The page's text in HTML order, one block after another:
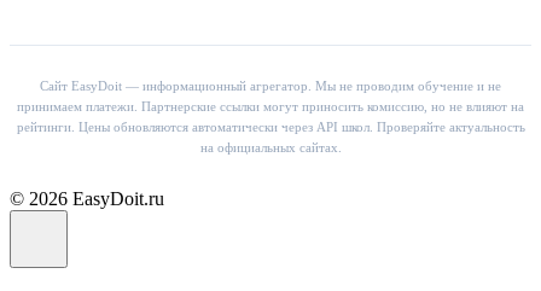
Сайт EasyDoit — информационный агрегатор. Мы не проводим обучение и не
принимаем платежи. Партнерские ссылки могут приносить комиссию, но не влияют на
рейтинги. Цены обновляются автоматически через API школ. Проверяйте актуальность
на официальных сайтах.
© 2026 EasyDoit.ru